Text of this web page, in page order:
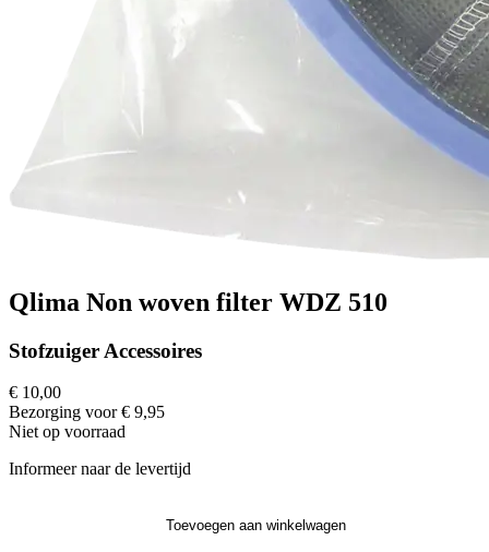
Qlima Non woven filter WDZ 510
Stofzuiger Accessoires
€ 10,00
Bezorging voor € 9,95
Niet op voorraad
Informeer naar de levertijd
Toevoegen aan winkelwagen